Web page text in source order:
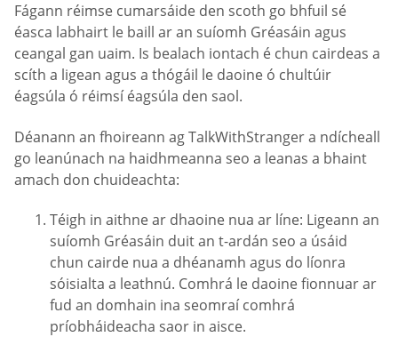
Fágann réimse cumarsáide den scoth go bhfuil sé
éasca labhairt le baill ar an suíomh Gréasáin agus
ceangal gan uaim. Is bealach iontach é chun cairdeas a
scíth a ligean agus a thógáil le daoine ó chultúir
éagsúla ó réimsí éagsúla den saol.
Déanann an fhoireann ag TalkWithStranger a ndícheall
go leanúnach na haidhmeanna seo a leanas a bhaint
amach don chuideachta:
Téigh in aithne ar dhaoine nua ar líne: Ligeann an
suíomh Gréasáin duit an t-ardán seo a úsáid
chun cairde nua a dhéanamh agus do líonra
sóisialta a leathnú. Comhrá le daoine fionnuar ar
fud an domhain ina seomraí comhrá
príobháideacha saor in aisce.